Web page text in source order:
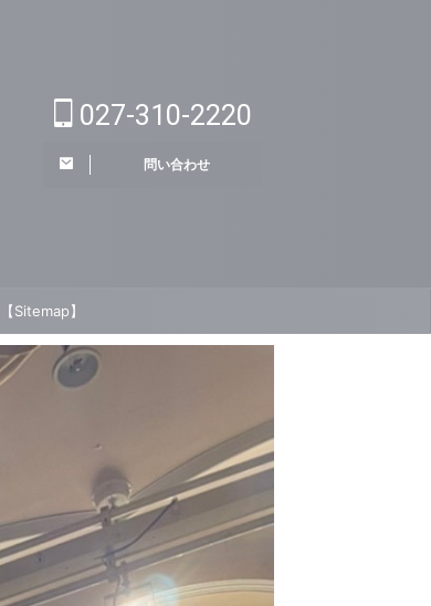
027-310-2220
問い合わせ
【Sitemap】